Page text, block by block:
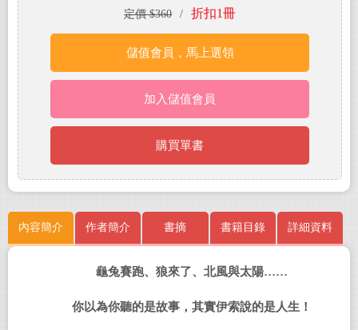
定價 $360 / 折扣1冊
儲值會員，馬上選領
加入儲值會員
購買單書
內容簡介 作者簡介 書摘 書籍目錄 詳細資料
龜兔賽跑、狼來了、北風與太陽……
你以為你聽的是故事，其實伊索說的是人生！